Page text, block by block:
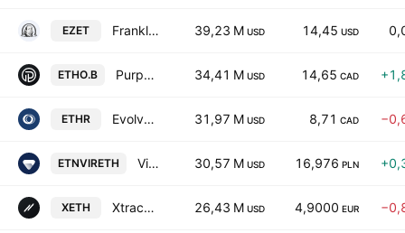
EZET Franklin Ethereum ETF 39,23 M USD 14,45 USD
ETHO.B Purpose Core Ether ETF 34,41 M USD 14,65 CAD
ETHR Evolve Ether ETF 31,97 M USD 8,71 CAD
ETNVIRETH Virtune Staked Ethereum ETP 30,57 M USD 16,976 PLN
XETH Xtrackers Galaxy Physical Ethereum ETC 26,43 M USD 4,9000 EUR